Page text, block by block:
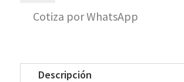
Express
Cotiza por WhatsApp
Descripción